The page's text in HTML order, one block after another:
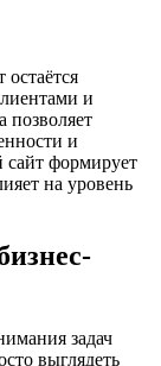
и
позволяет
и
сайт формирует
на уровень
задач
выглядеть